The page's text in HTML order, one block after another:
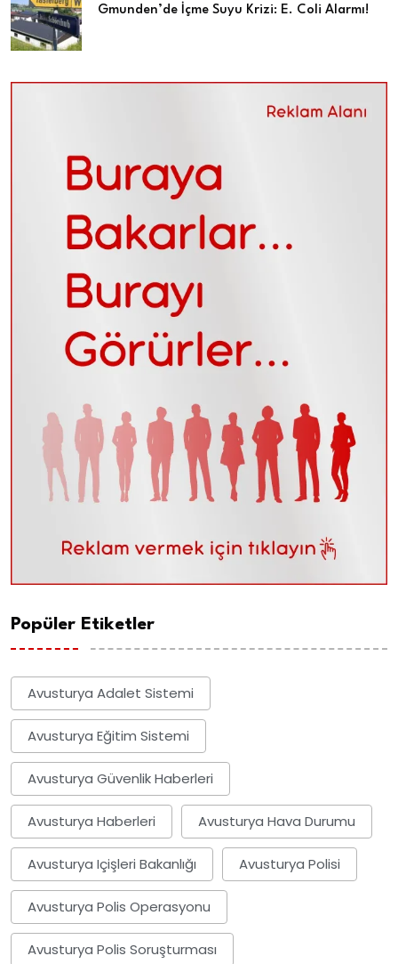
Gmunden’de İçme Suyu Krizi: E. Coli Alarmı!
Popüler Etiketler
Avusturya Adalet Sistemi
Avusturya Eğitim Sistemi
Avusturya Güvenlik Haberleri
Avusturya Haberleri Avusturya Hava Durumu
Avusturya Içişleri Bakanlığı Avusturya Polisi
Avusturya Polis Operasyonu
Avusturya Polis Soruşturması